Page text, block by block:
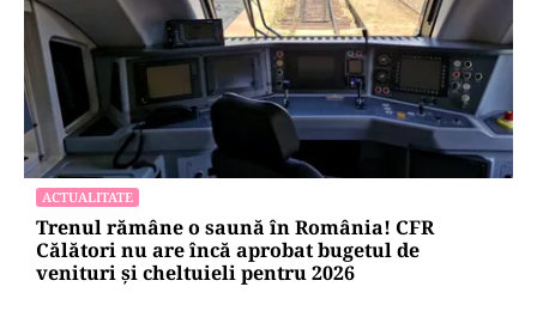
ACTUALITATE
Trenul rămâne o saună în România! CFR
Călători nu are încă aprobat bugetul de
venituri și cheltuieli pentru 2026